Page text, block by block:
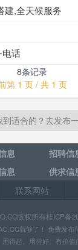
建,全天候服务
电话
8条记录
第 1 页 / 共 1 页
到适合的？去发布
息 招聘信
息 供求信
联系网站
版权所有桂ICP备
就够了！ 免费发布
用得起、用得好、有价值